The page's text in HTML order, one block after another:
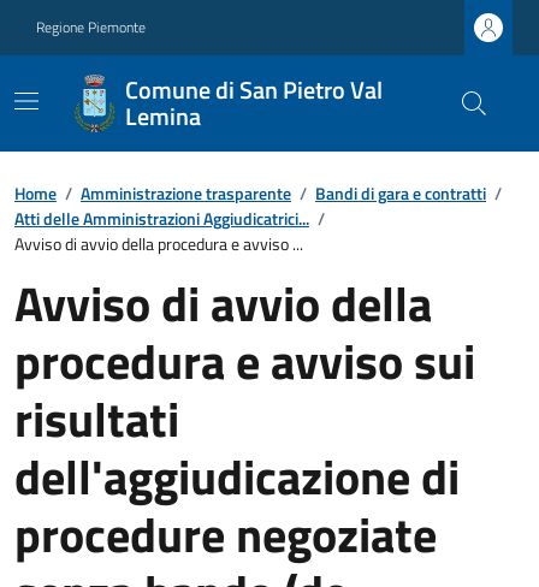
Regione Piemonte
Comune di San Pietro Val
Lemina
Home / Amministrazione trasparente / Bandi di gara e contratti /
Atti delle Amministrazioni Aggiudicatrici... /
Avviso di avvio della procedura e avviso ...
Avviso di avvio della
procedura e avviso sui
risultati
dell'aggiudicazione di
procedure negoziate